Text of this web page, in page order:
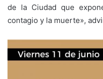
de la Ciudad que
contagio y la muerte»,